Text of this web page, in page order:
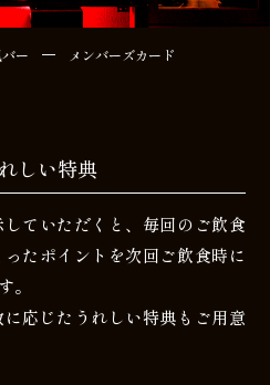
ー メンバーズカード
しい特典
ていただくと、毎回のご飲食
たポイントを次回ご飲食時に
。
応じたうれしい特典もご用意